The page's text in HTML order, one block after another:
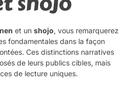
et unshojo, vous remarquerez
fondamentales dans la façon
Ces distinctions narratives
de leurs publics cibles, mais
de lecture uniques.